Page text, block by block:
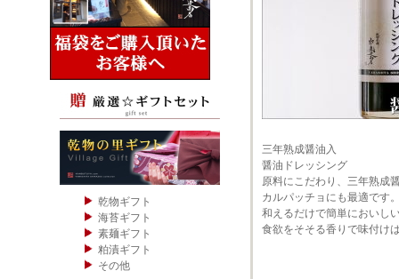
三年熟成醤油入
醤油ドレッシング
原料にこだわり、三年熟成
カルパッチョにも最適です
和えるだけで簡単においし
食欲をそそる香りで味付け
乾物ギフト
海苔ギフト
素麺ギフト
粕漬ギフト
その他